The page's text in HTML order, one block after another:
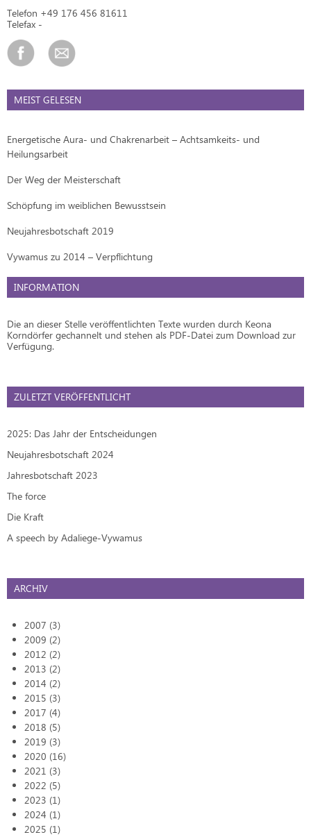
Telefon +49 176 456 81611
Telefax -
MEIST GELESEN
Energetische Aura- und Chakrenarbeit – Achtsamkeits- und
Heilungsarbeit
Der Weg der Meisterschaft
Schöpfung im weiblichen Bewusstsein
Neujahresbotschaft 2019
Vywamus zu 2014 – Verpflichtung
INFORMATION
Die an dieser Stelle veröffentlichten Texte wurden durch Keona
Korndörfer gechannelt und stehen als PDF-Datei zum Download zur
Verfügung.
ZULETZT VERÖFFENTLICHT
2025: Das Jahr der Entscheidungen
Neujahresbotschaft 2024
Jahresbotschaft 2023
The force
Die Kraft
A speech by Adaliege-Vywamus
ARCHIV
2007 (3)
2009 (2)
2012 (2)
2013 (2)
2014 (2)
2015 (3)
2017 (4)
2018 (5)
2019 (3)
2020 (16)
2021 (3)
2022 (5)
2023 (1)
2024 (1)
2025 (1)